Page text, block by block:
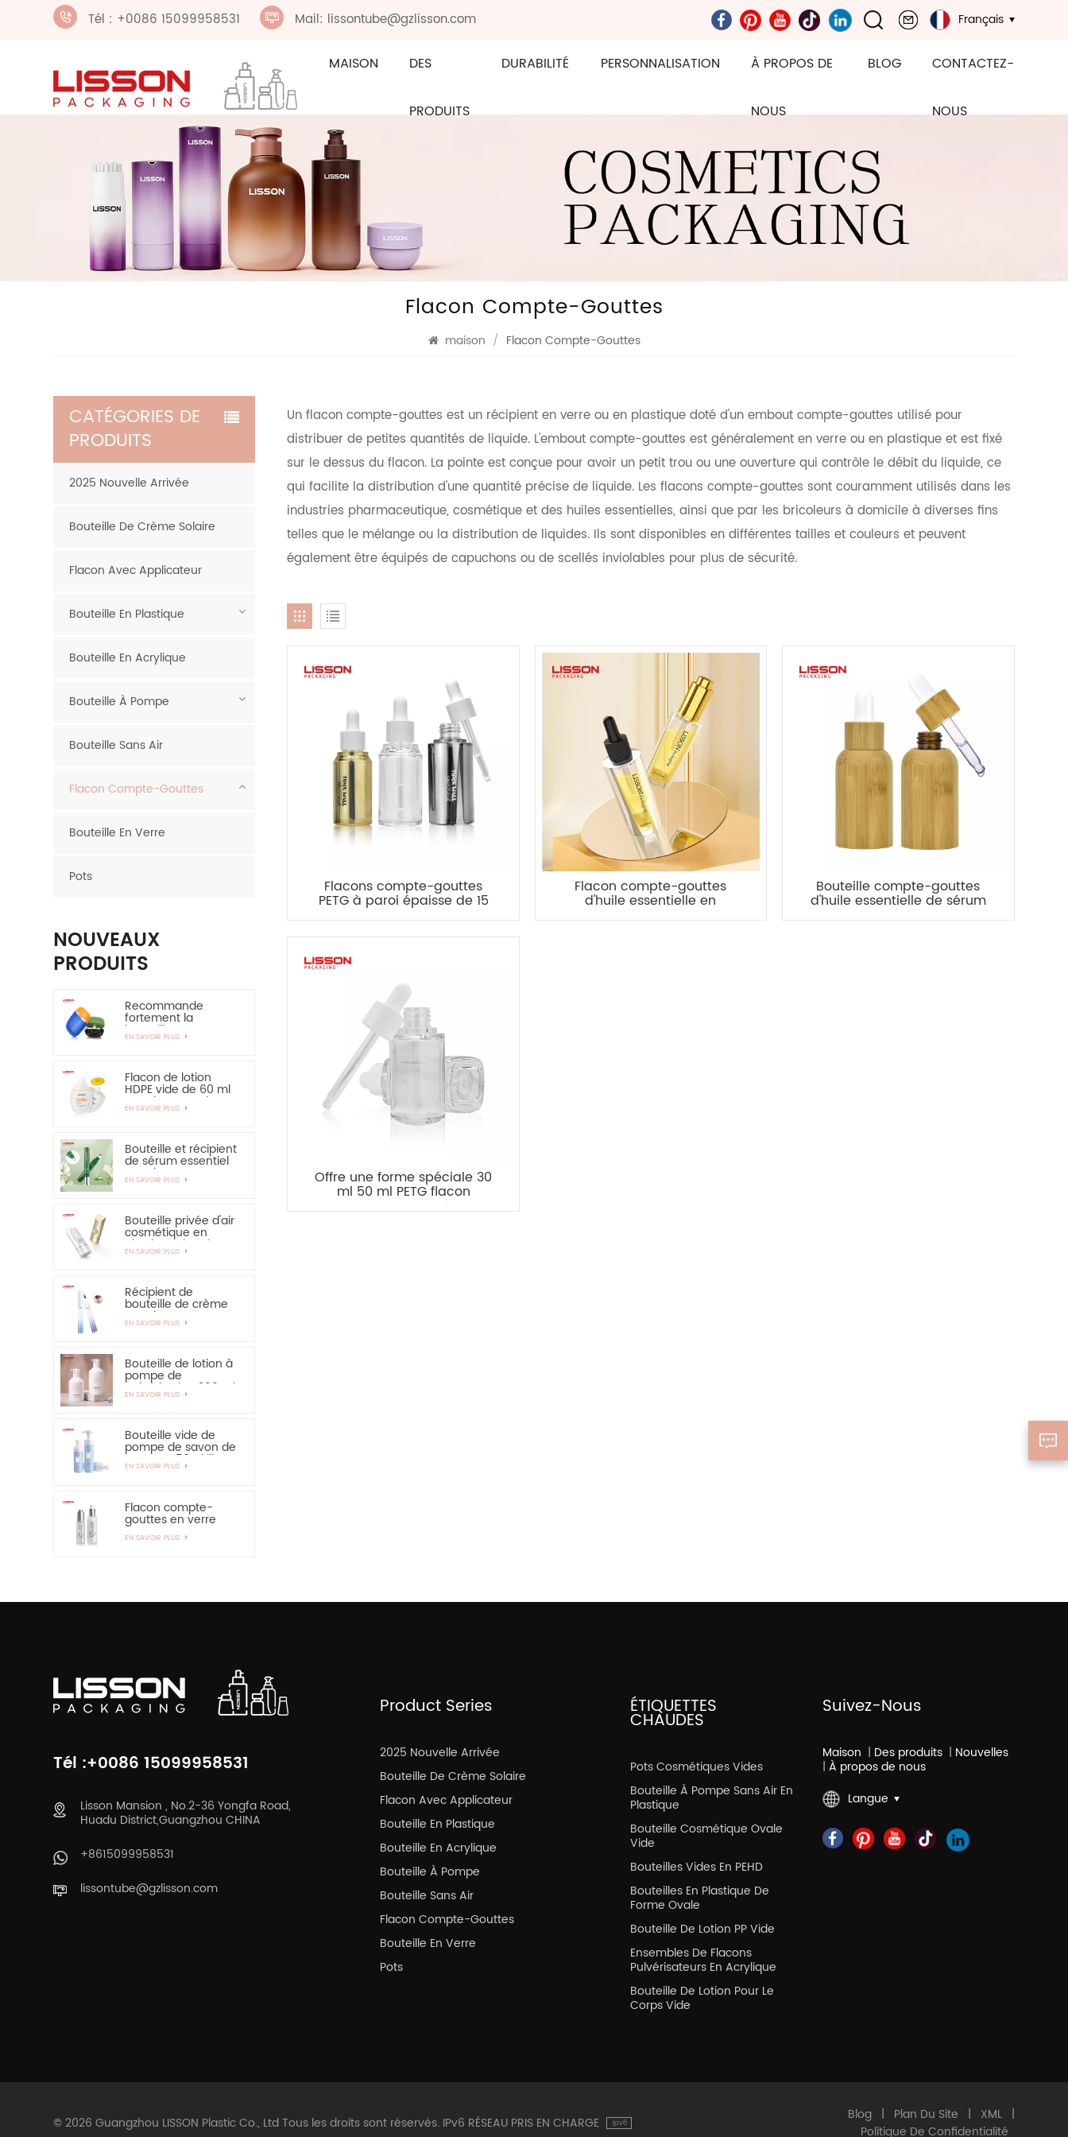
Tél : +0086 15099958531 Mail: lissontube@gzlisson.com Français
MAISON DES
PRODUITS
DURABILITÉ PERSONNALISATION À PROPOS DE
NOUS
BLOG CONTACTEZ-
NOUS
Flacon Compte-Gouttes
maison / Flacon Compte-Gouttes
Un flacon compte-gouttes est un récipient en verre ou en plastique doté d'un embout compte-gouttes utilisé pour
distribuer de petites quantités de liquide. L'embout compte-gouttes est généralement en verre ou en plastique et est fixé
sur le dessus du flacon. La pointe est conçue pour avoir un petit trou ou une ouverture qui contrôle le débit du liquide, ce
qui facilite la distribution d'une quantité précise de liquide. Les flacons compte-gouttes sont couramment utilisés dans les
industries pharmaceutique, cosmétique et des huiles essentielles, ainsi que par les bricoleurs à domicile à diverses fins
telles que le mélange ou la distribution de liquides. Ils sont disponibles en différentes tailles et couleurs et peuvent
également être équipés de capuchons ou de scellés inviolables pour plus de sécurité.
Flacons compte-gouttes
PETG à paroi épaisse de 15
ml 30 ml 50 ml
Flacon compte-gouttes
d'huile essentielle en
plastique vide de 80 ml
Bouteille compte-gouttes
d'huile essentielle de sérum
en bambou écologique de
Offre une forme spéciale 30
ml 50 ml PETG flacon
compte-gouttes épais
CATÉGORIES DE
PRODUITS
2025 Nouvelle Arrivée
Bouteille De Crème Solaire
Flacon Avec Applicateur
Bouteille En Plastique
Bouteille En Acrylique
Bouteille À Pompe
Bouteille Sans Air
Flacon Compte-Gouttes
Bouteille En Verre
Pots
NOUVEAUX
PRODUITS
Recommande
fortement la
bouteille en
plastique ovale de
50ml EVOH
EN SAVOIR PLUS
Flacon de lotion
HDPE vide de 60 ml
pour la protection
solaire - vivement
EN SAVOIR PLUS
Bouteille et récipient
de sérum essentiel
pour les yeux,
applicateur en
EN SAVOIR PLUS
Bouteille privée d'air
cosmétique en
plastique de crème
de main de
50ml
EN SAVOIR PLUS
Récipient de
bouteille de crème
pour les yeux PETG
de 15 ml avec
EN SAVOIR PLUS
Bouteille de lotion à
pompe de
pulvérisation 300 ml
350 ml pour
EN SAVOIR PLUS
Bouteille vide de
pompe de savon de
mousse 150ml libre
d'OEM BPA
EN SAVOIR PLUS
Flacon compte-
gouttes en verre
dépoli de 30 ml et
flacon en verre
EN SAVOIR PLUS
Tél :+0086 15099958531
Lisson Mansion , No.2-36 Yongfa Road,
Huadu District,Guangzhou CHINA
+8615099958531
lissontube@gzlisson.com
Product Series
2025 Nouvelle Arrivée
Bouteille De Crème Solaire
Flacon Avec Applicateur
Bouteille En Plastique
Bouteille En Acrylique
Bouteille À Pompe
Bouteille Sans Air
Flacon Compte-Gouttes
Bouteille En Verre
Pots
ÉTIQUETTES
CHAUDES
Pots Cosmétiques Vides
Bouteille À Pompe Sans Air En
Plastique
Bouteille Cosmétique Ovale
Vide
Bouteilles Vides En PEHD
Bouteilles En Plastique De
Forme Ovale
Bouteille De Lotion PP Vide
Ensembles De Flacons
Pulvérisateurs En Acrylique
Bouteille De Lotion Pour Le
Corps Vide
Suivez-Nous
Maison | Des produits | Nouvelles
| À propos de nous
Langue
© 2026 Guangzhou LISSON Plastic Co., Ltd Tous les droits sont réservés. IPv6 RÉSEAU PRIS EN CHARGE Blog | Plan Du Site | XML |
Politique De Confidentialité